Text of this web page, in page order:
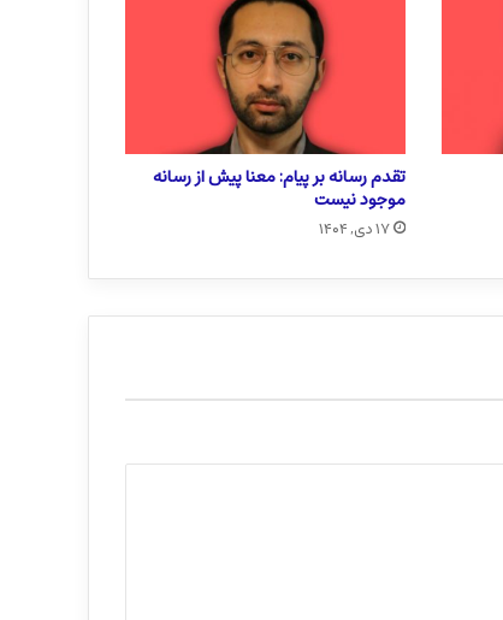
تقدم رسانه بر پیام: معنا پیش از رسانه
موجود نیست
۱۷ دی, ۱۴۰۴